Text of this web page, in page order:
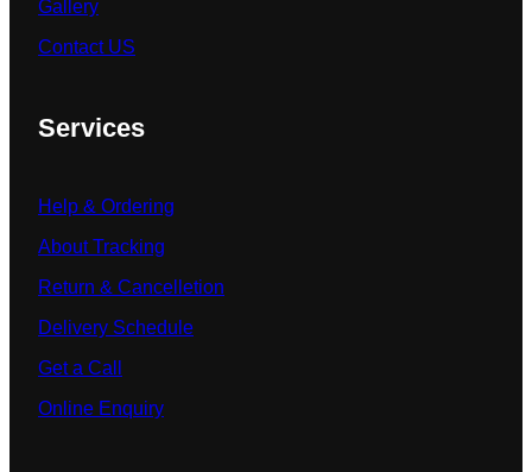
Gallery
Contact US
Services
Help & Ordering
About Tracking
Return & Cancelletion
Delivery Schedule
Get a Call
Online Enquiry